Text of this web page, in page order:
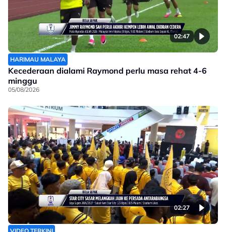
02:47
HARIMAU MALAYA
Kecederaan dialami Raymond perlu masa rehat 4-6
minggu
05/08/2026
02:27